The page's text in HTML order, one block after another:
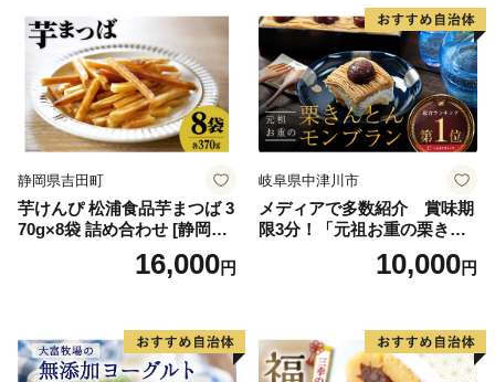
誕生日 カップ 詰め合わせ バ
ラエティ | バニラ チョコレー
ト ストロベリー ピスタチオ
バニラ＆クッキー ウベ 沖縄
紅イモ 塩ちんすこう 沖縄シ
ークヮーサー 沖縄黒糖 琉球
ロイヤルミルクティ 沖縄パ
イン
道産アイス 道産アイスクリ
ーム ギフト 詰合せ 詰め合わ
せ ふるさと納税 ）
静岡県吉田町
芋けんぴ 松浦食品芋まつば 3
70g×8袋 詰め合わせ [静岡伊
勢丹(松浦食品) 静岡県 吉田町
22424274] 芋ケンピ セット
16,000円
岐阜県中津川市
メディアで多数紹介 賞味期
限3分！「元祖お重の栗きん
とんモンブラン」 【未来の
ご褒美】スイーツ 栗 モンブ
子 菓子 F4N-2298
10,000円